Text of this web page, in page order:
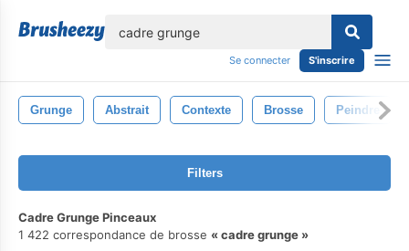
Se connecter S'inscrire
Grunge Abstrait Contexte Brosse Peindre
Filters
Cadre Grunge Pinceaux
1 422 correspondance de brosse
cadre grunge